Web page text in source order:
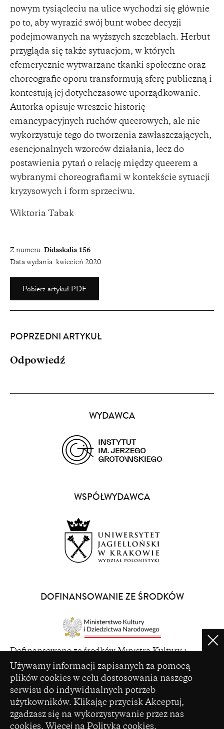
Ustawienia plików cookie
Używamy informacji zapisanych za pomocą
plików cookies w celu dostosowania naszego
serwisu do indywidualnych potrzeb
użytkowników. Klikając przycisk Akceptuj,
zgadzasz się na wykorzystywanie przez nas
cookies. Więcej na Polityka cookies.
nowym tysiącleciu na ulice wychodzi się głównie
po to, aby wyrazić swój bunt wobec decyzji
podejmowanych na wyższych szczeblach. Herbut
przygląda się także sytuacjom, w których
efemerycznie wytwarzane tkanki społeczne oraz
choreografie oporu transformują sferę publiczną i
kontestują jej dotychczasowe uporządkowanie.
Autorka opisuje wreszcie historię
emancypacyjnych ruchów queerowych, ale nie
wykorzystuje tego do tworzenia zawłaszczających,
esencjonalnych wzorców działania, lecz do
postawienia pytań o relację między queerem a
wybranymi choreografiami w kontekście sytuacji
kryzysowych i form sprzeciwu.
Wiktoria Tabak
Z numeru: Didaskalia 156
Data wydania: kwiecień 2020
Pobierz artykuł PDF
POPRZEDNI ARTYKUŁ
Odpowiedź
WYDAWCA
WSPÓŁWYDAWCA
DOFINANSOWANIE ZE ŚRODKÓW
a
new
window)
Dofinansowano ze środków Ministra Kultury i
Dziedzictwa Narodowego pochodzących z Funduszu
Promocji Kultury – państwowego funduszu celowego